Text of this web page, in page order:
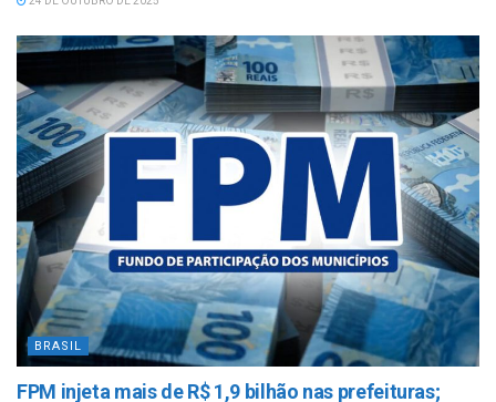
BRASIL
FPM injeta mais de R$ 1,9 bilhão nas prefeituras;